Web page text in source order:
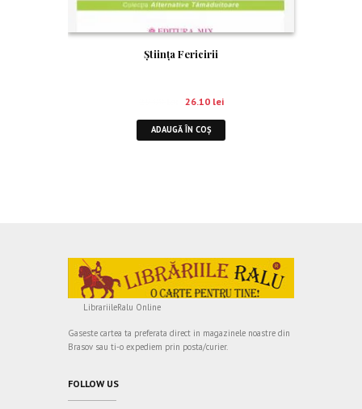
Știința Fericirii
26.10 lei
ADAUGĂ ÎN COȘ
LibrariileRalu Online
Gaseste cartea ta preferata direct in magazinele noastre din
Brasov sau ti-o expediem prin posta/curier.
FOLLOW US